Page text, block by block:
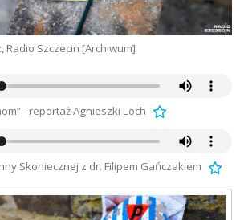
Szczecin [Archiwum]
- reportaż Agnieszki Loch
Skoniecznej z dr. Filipem Gańczakiem